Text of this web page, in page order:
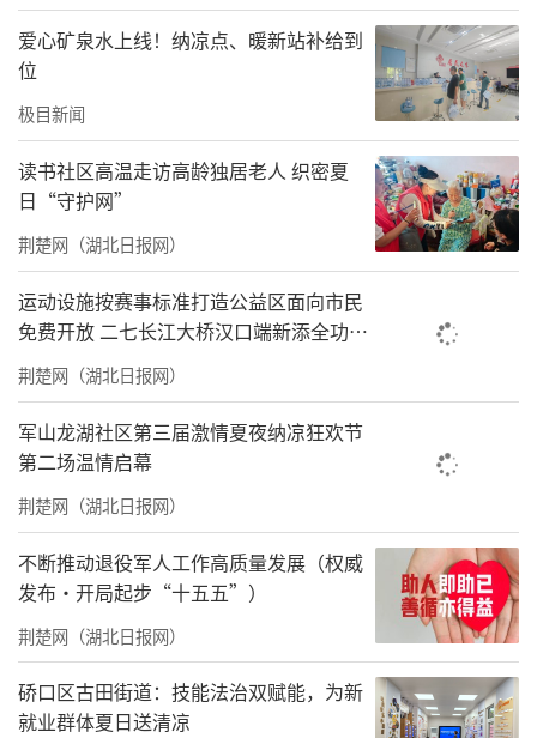
队，由党员、劳模及50名经验丰富的优秀驾驶
员组成送考队伍，用专业与责任为考生筑牢安
全赴考防线。
与往年不同，今年华昌公司创新升级服务体
验，精心装扮爱心送考主题车厢，打造“移动
助考驿站”。车厢内布置印有“金榜题
名”“旗开得胜”“前程似锦”等字样的向日
葵挂件、祈福挂饰，张贴“情暖车厢”贴纸，
每一处细节都饱含对学子的美好祝愿。同时，
车厢内全程保持整洁舒适、通风良好，舒缓考
生考前紧张情绪，让赴考之路充满温暖与力
量。
爱心矿泉水上线！纳凉点、暖新站补给到
位
极目新闻
读书社区高温走访高龄独居老人 织密夏
日“守护网”
荆楚网（湖北日报网）
运动设施按赛事标准打造公益区面向市民
免费开放 二七长江大桥汉口端新添全功能
体育公园
荆楚网（湖北日报网）
军山龙湖社区第三届激情夏夜纳凉狂欢节
第二场温情启幕
荆楚网（湖北日报网）
不断推动退役军人工作高质量发展（权威
发布·开局起步“十五五”）
荆楚网（湖北日报网）
硚口区古田街道：技能法治双赋能，为新
就业群体夏日送清凉